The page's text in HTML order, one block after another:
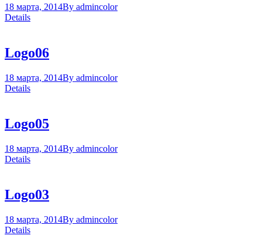
18 марта, 2014By admincolor
Details
Logo06
18 марта, 2014By admincolor
Details
Logo05
18 марта, 2014By admincolor
Details
Logo03
18 марта, 2014By admincolor
Details